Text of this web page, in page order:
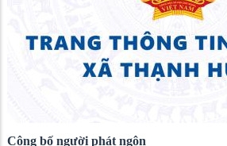
Công bố người phát ngôn